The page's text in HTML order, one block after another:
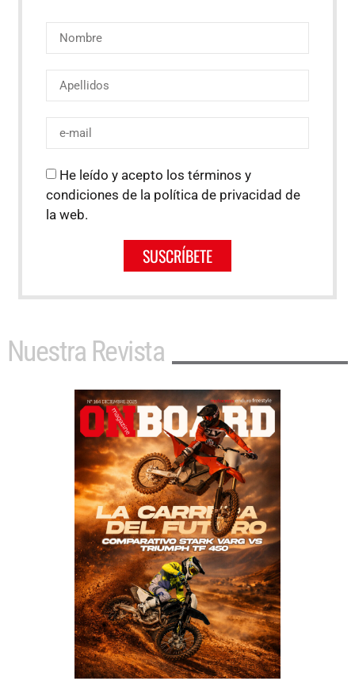
He leído y acepto los términos y
condiciones de la política de privacidad de
la web.
SUSCRÍBETE
Nuestra Revista